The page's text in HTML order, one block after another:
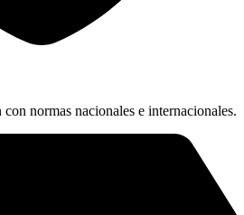
normas nacionales e internacionales.